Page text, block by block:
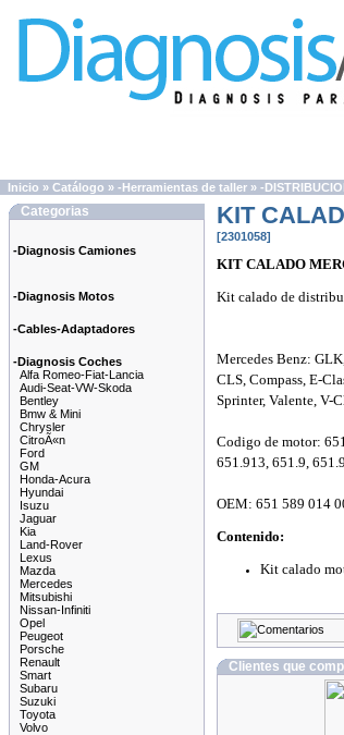
Inicio » Catálogo » -Herramientas de taller » -
Categorias
-Diagnosis Camiones
-Diagnosis Motos
-Cables-Adaptadores
-Diagnosis Coches
Alfa Romeo-Fiat-Lancia
Audi-Seat-VW-Skoda
Bentley
Bmw & Mini
Chrysler
CitroÃ«n
Ford
GM
Honda-Acura
Hyundai
Isuzu
Jaguar
Kia
Land-Rover
Lexus
Mazda
Mercedes
Mitsubishi
Nissan-Infiniti
Opel
Peugeot
Porsche
Renault
Smart
Subaru
Suzuki
Toyota
Volvo
KIT
[2301058]
KIT CALADO
Kit calado de
Mercedes Benz:
CLS, Compass, E-
Sprinter, Valente, V-
Codigo de motor:
651.913, 651.9,
OEM: 651 589 014
Contenido:
Kit calado
Clientes que